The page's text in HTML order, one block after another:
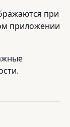
при
приложении